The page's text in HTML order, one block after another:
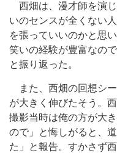
西畑は、漫才師を演
いのセンスが全くない
を張っていいのかと思
笑いの経験が豊富なの
と振り返った。
また、西畑の回想シ
が大きく伸びたそう。
撮影当時は俺の方が大
ので」と悔しがると、
た」と報告。すかさず